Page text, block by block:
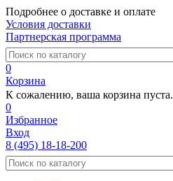
Подробнее о доставке и оплате
Условия доставки
Партнерская программа
0
Корзина
К сожалению, ваша корзина пуста.
0
Избранное
Вход
8 (495) 18-18-200